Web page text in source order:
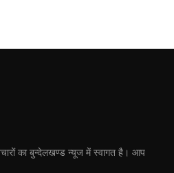
का बुन्देलखण्ड न्यूज में स्वागत है। आप